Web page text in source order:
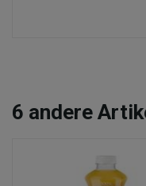
6 andere